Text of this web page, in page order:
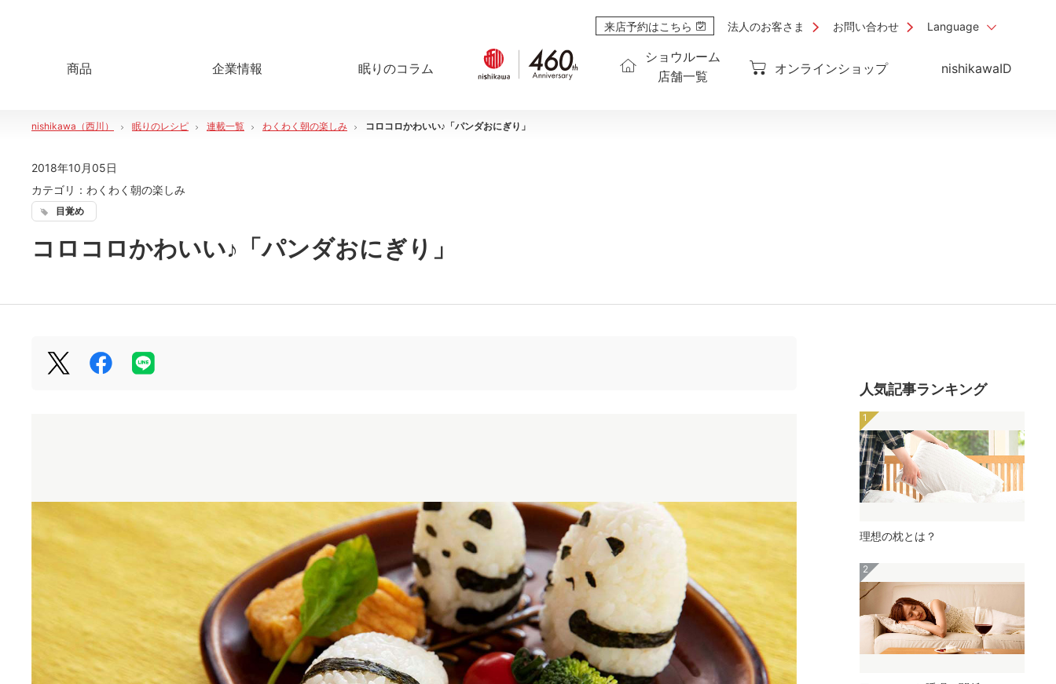
商品 企業情報 眠りのコラム
ショウルーム
店舗一覧
オンラインショップ nishikawaID
来店予約はこちら 法人のお客さま お問い合わせ Language
nishikawa（西川） 眠りのレシピ 連載一覧 わくわく朝の楽しみ コロコロかわいい♪「パンダおにぎり」
2018年10月05日
カテゴリ： わくわく朝の楽しみ
目覚め
コロコロかわいい♪「パンダおにぎり」
人気記事ランキング
理想の枕とは？